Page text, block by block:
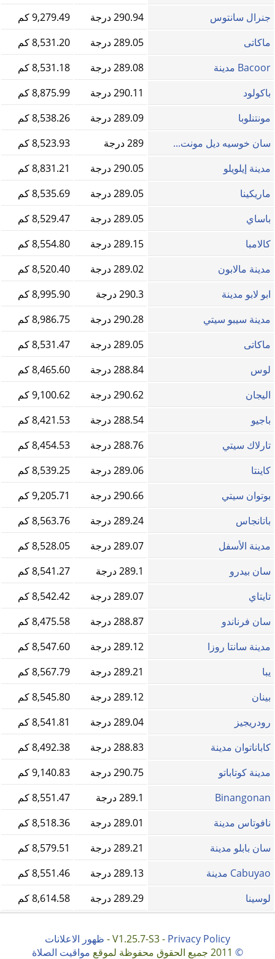
جنرال سانتوس
290.94 درجة
9,279.49 كم
ماكاتى
289.05 درجة
8,531.20 كم
Bacoor مدينة
289.08 درجة
8,531.18 كم
باكولود
290.11 درجة
8,875.99 كم
مونتنلوبا
289.09 درجة
8,538.26 كم
سان خوسيه ديل مونت...
289 درجة
8,523.93 كم
مدينة إيلويلو
290.05 درجة
8,831.21 كم
ماريكينا
289.05 درجة
8,535.69 كم
باساي
289.05 درجة
8,529.47 كم
كالامبا
289.15 درجة
8,554.80 كم
مدينة مالابون
289.02 درجة
8,520.40 كم
ابو لابو مدينة
290.3 درجة
8,995.90 كم
مدينة سيبو سيتي
290.28 درجة
8,986.75 كم
ماكاتى
289.05 درجة
8,531.47 كم
لوس
288.84 درجة
8,465.60 كم
اليجان
290.62 درجة
9,100.62 كم
باجيو
288.54 درجة
8,421.53 كم
تارلاك سيتي
288.76 درجة
8,454.53 كم
كاينتا
289.06 درجة
8,539.25 كم
بوتوان سيتي
290.66 درجة
9,205.71 كم
باتانجاس
289.24 درجة
8,563.76 كم
مدينة الأسفل
289.07 درجة
8,528.05 كم
سان بيدرو
289.1 درجة
8,541.27 كم
تايتاي
289.07 درجة
8,542.42 كم
سان فرناندو
288.87 درجة
8,475.58 كم
مدينة سانتا روزا
289.12 درجة
8,547.60 كم
يبا
289.21 درجة
8,567.79 كم
بينان
289.12 درجة
8,545.80 كم
رودريجيز
289.04 درجة
8,541.81 كم
كاباناتوان مدينة
288.83 درجة
8,492.38 كم
مدينة كوتاباتو
290.75 درجة
9,140.83 كم
Binangonan
289.1 درجة
8,551.47 كم
نافوتاس مدينة
289.01 درجة
8,518.36 كم
سان بابلو مدينة
289.21 درجة
8,579.51 كم
Cabuyao مدينة
289.13 درجة
8,551.46 كم
لوسينا
289.29 درجة 8,614.58 كم
V1.25.7-S3 - Privacy Policy
- ظهور الاعلانات
©
مواقيت الصلاة